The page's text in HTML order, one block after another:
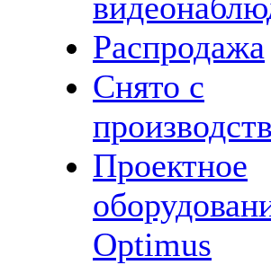
Распродажа
Снято с
Проектное
Optimus